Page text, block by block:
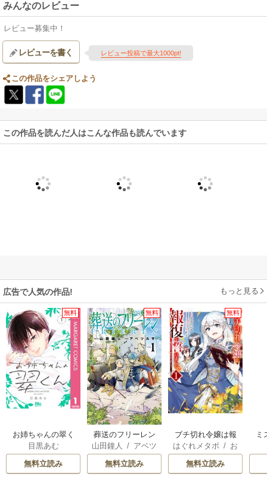
みんなのレビュー
レビュー募集中！
レビューを書く レビュー投稿で最大1000pt!
この作品をシェアしよう
この作品を読んだ人はこんな作品も読んでいます
広告で人気の作品! もっと見る
無料
お姉ちゃんの翠く
ん
目黒あむ
無料立読み
無料
葬送のフリーレン
山田鐘人
/ アベツ
カサ
無料立読み
無料
ブチ切れ令嬢は報
復を誓いました。
はぐれメタボ / お
おのいも /
無料立読み
ミ